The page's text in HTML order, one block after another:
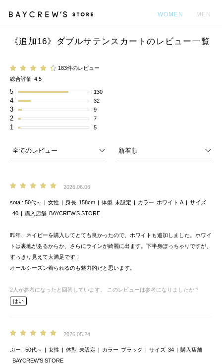
WOMEN MEN
《追加16》ダブルサテンスカートのレビュー一覧
183件のレビュー
総合評価 4.5
5 130
4 32
3 9
2 7
1 5
2026.06.06
sota 50代～ 女性 身長 158cm 体型 未設定 カラー ホワイト A
サイズ
40
購入店舗 BAYCREW’S STORE
昨年、ネイビーを購入してとても良かったので、ホワイトも追加しました。ホワイ
トは裏地があるからか、さらにラインが綺麗に出ます。下半身ぽっちゃりですが、
すっきり見えて大満足です！
オールシーズン着られるのも魅力的だと思います。
2 人が参考になったと回答しています。
このレビューは参考になりましたか？
はい
2026.05.24
ぷー 50代～ 女性 体型 未設定 カラー ブラック サイズ 34
購入店舗
BAYCREW’S STORE